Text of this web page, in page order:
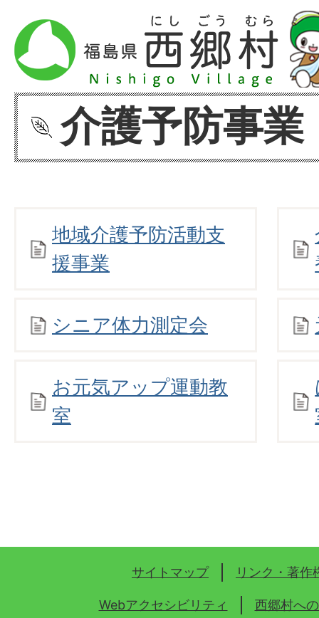
介護予防事業
地域介護予防活動支
援事業
シニア体力測定会
お元気アップ運動教
室
サイトマップ リンク・著作
Webアクセシビリティ 西郷村へ